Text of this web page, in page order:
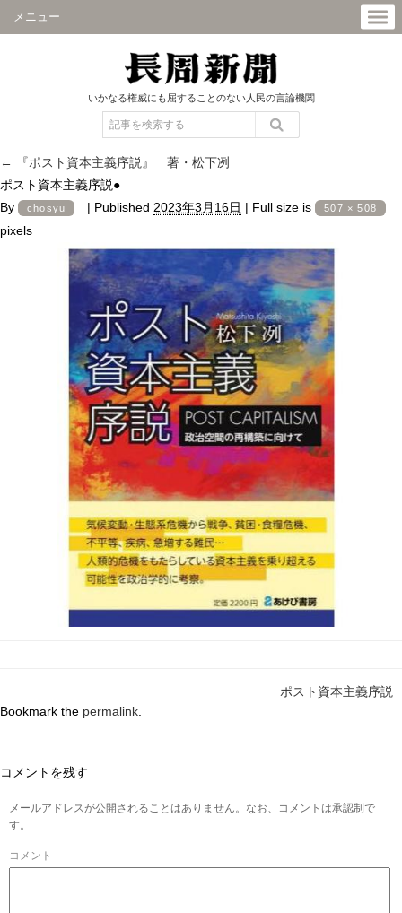
メニュー
いかなる権威にも屈することのない人民の言論機関
←
『ポスト資本主義序説』 著・松下冽
ポスト資本主義序説●
By
chosyu | Published 2023年3月16日 | Full size is 507 × 508
pixels
ポスト資本主義序説
Bookmark the permalink
コメントを残す
メールアドレスが公開されることはありません。なお、コメントは承認制で
す。
コメント